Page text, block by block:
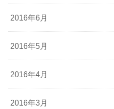
2016年6月
2016年5月
2016年4月
2016年3月